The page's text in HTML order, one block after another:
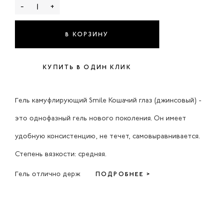
- +
В КОРЗИНУ
КУПИТЬ В ОДИН КЛИК
Гель камуфлирующий Smile Кошачий глаз (джинсовый) -
это однофазный гель нового поколения. Он имеет
удобную консистенцию, не течет, самовыравнивается.
Степень вязкости: средняя.
Гель отлично держ ПОДРОБНЕЕ >